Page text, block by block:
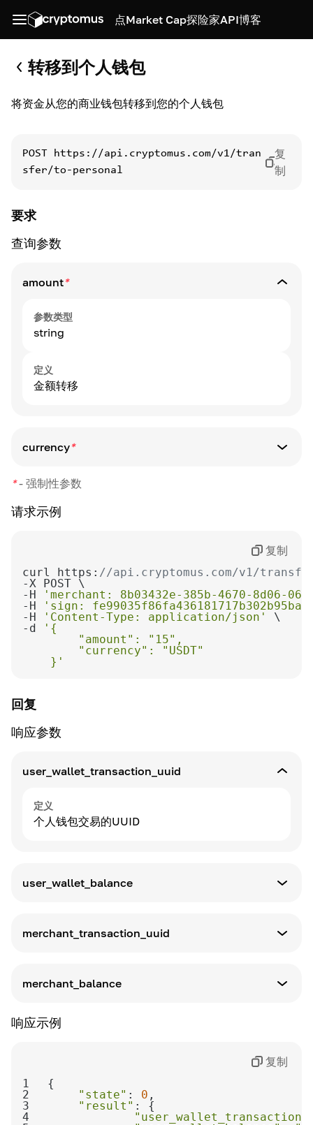
点Market Cap探险家API博客
转移到个人钱包
将资金从您的商业钱包转移到您的个人钱包
POST
https://api.cryptomus.com/v1/tran
sfer/to-personal
复
制
要求
查询参数
amount*
参数类型
string
定义
金额转移
currency*
string
*- 强制性参数
请求示例
curl https: //api.cryptomus.com/v1/
-H
'merchant: 8b03432e-385b-4670-8d06-
-H
'sign:
-H
'Content-Type: application/json'
-d
    }'
复制
回复
响应参数
user_wallet_transaction_uuid
定义
个人钱包交易的UUID
user_wallet_balance
merchant_transaction_uuid
merchant_balance
商业钱包平衡
响应示例
1
2
"state" : 0
3
"result"
4
复制